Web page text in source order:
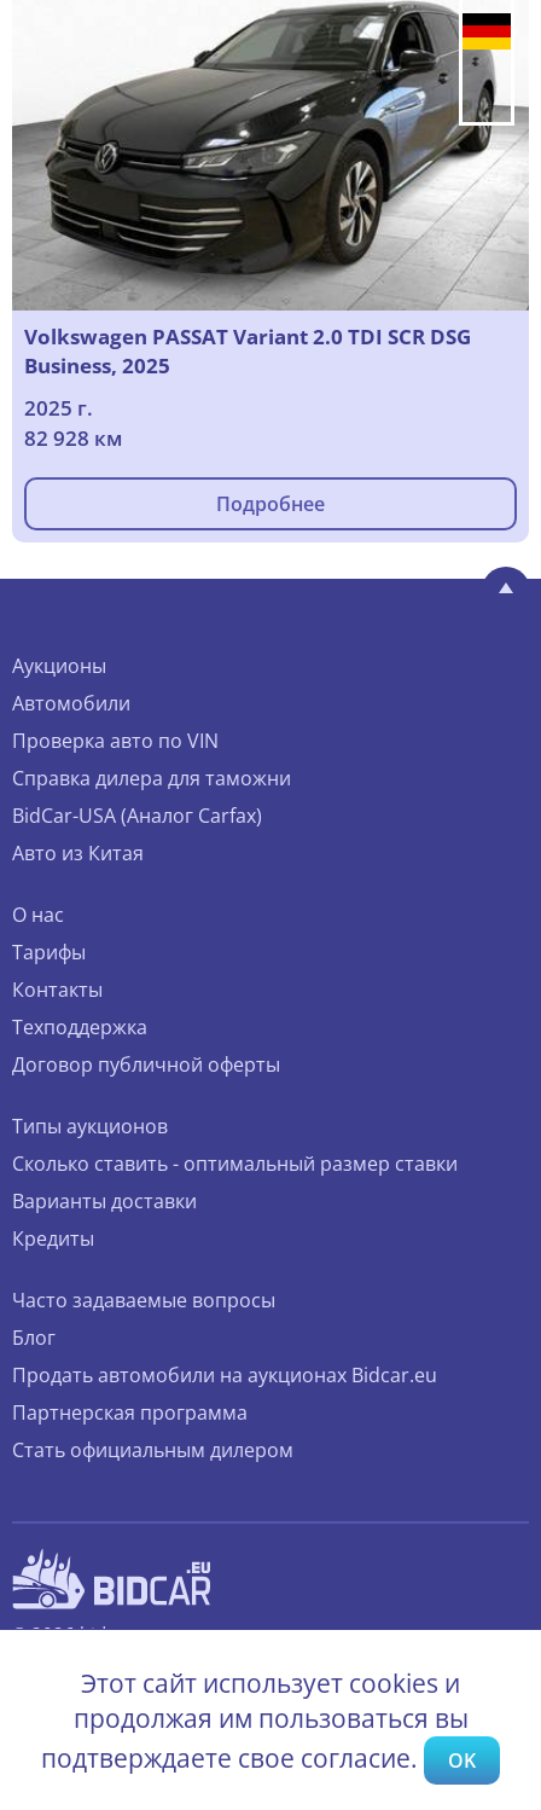
Volkswagen PASSAT Variant 2.0 TDI SCR DSG
Business, 2025
2025 г.
82 928 км
Подробнее
Аукционы
Автомобили
Проверка авто по VIN
Справка дилера для таможни
BidCar-USA (Аналог Carfax)
Авто из Китая
О нас
Тарифы
Контакты
Техподдержка
Договор публичной оферты
Типы аукционов
Сколько ставить - оптимальный размер ставки
Варианты доставки
Кредиты
Часто задаваемые вопросы
Блог
Продать автомобили на аукционах Bidcar.eu
Партнерская программа
Стать официальным дилером
© 2026 bidcar.eu
Этот сайт использует cookies и
продолжая им пользоваться вы
подтверждаете свое согласие.
OK